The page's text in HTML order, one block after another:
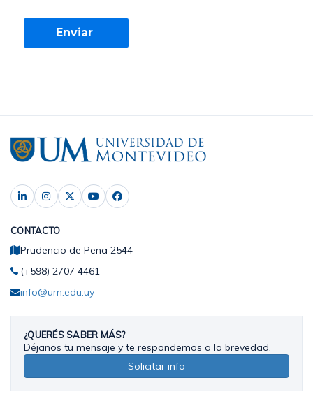
CONTACTO
Prudencio de Pena 2544
(+598) 2707 4461
info@um.edu.uy
¿QUERÉS SABER MÁS?
Déjanos tu mensaje y te respondemos a la brevedad.
Solicitar info